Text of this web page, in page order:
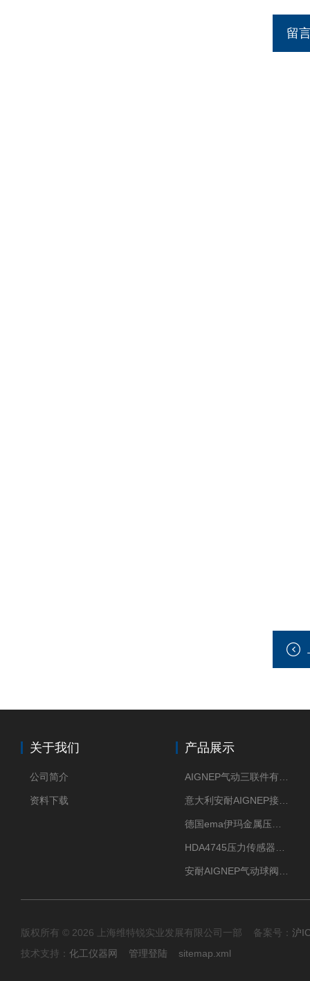
留
关于我们
公司简介
资料下载
产品展示
版权所有 © 2026 上海维特锐实业发展有限公司一部 备案号： 沪
技术支持： 化工仪器网 管理登陆 sitemap.xml